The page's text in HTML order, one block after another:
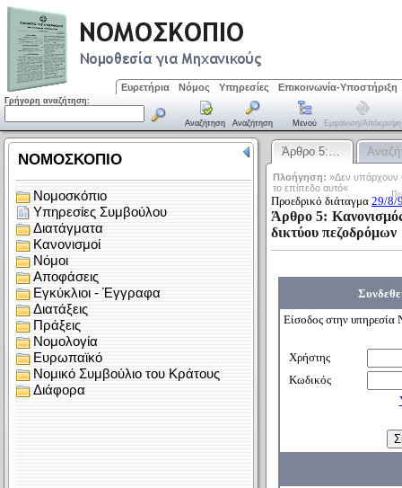
Ευρετήρια Νόμος Υπηρεσίες Επικοινωνία-Υποστήριξη
Γρήγορη αναζήτηση:
Αναζήτηση Αναζήτηση Μενού Εμφάνιση/απόκρυψη
Άρθρο 5:…